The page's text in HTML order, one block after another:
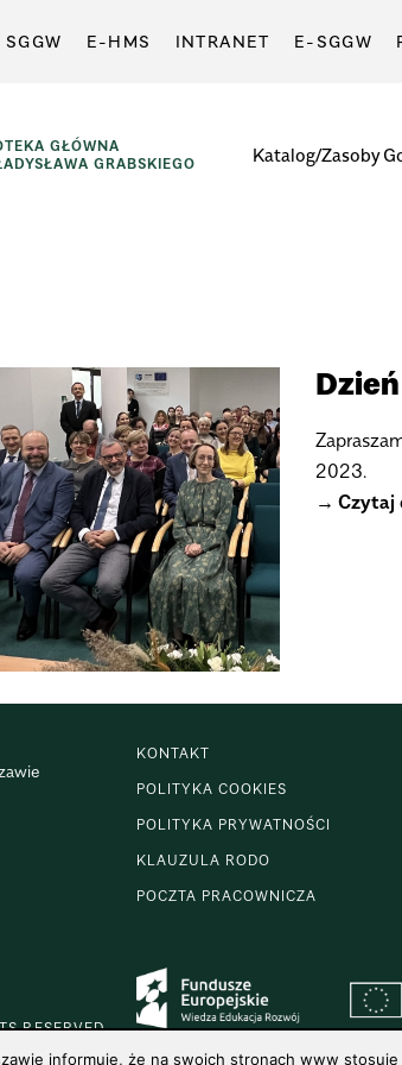
E-HMS INTRANET E-SGGW
GŁÓWNA
GRABSKIEGO
Katalog/Zasoby
2023.
Czytaj
KONTAKT
POLITYKA COOKIES
POLITYKA PRYWATNOŚCI
KLAUZULA RODO
POCZTA PRACOWNICZA
RESERVED
informuje, że na swoich stronach www